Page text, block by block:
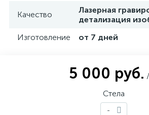
Качество
Лазерная
детализация
Изготовление
от 7 дней
5 000 руб.
Стела
-